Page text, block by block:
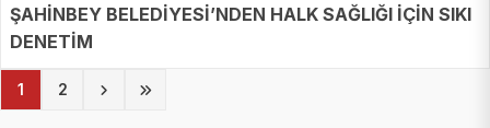
ŞAHİNBEY BELEDİYESİ’NDEN HALK SAĞLIĞI İÇİN SIKI
DENETİM
1 (current)
2